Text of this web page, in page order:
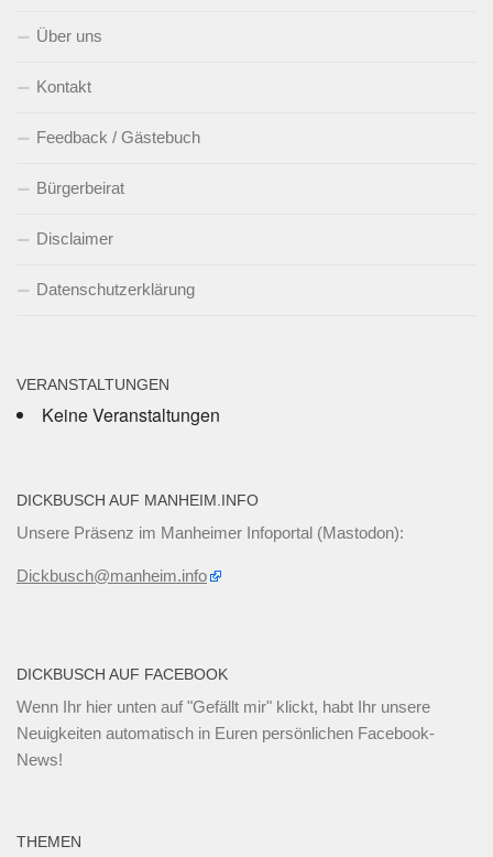
Über uns
Kontakt
Feedback / Gästebuch
Bürgerbeirat
Disclaimer
Datenschutzerklärung
VERANSTALTUNGEN
Keine Veranstaltungen
DICKBUSCH AUF MANHEIM.INFO
Unsere Präsenz im Manheimer Infoportal (Mastodon):
Dickbusch@manheim.info
DICKBUSCH AUF FACEBOOK
Wenn Ihr hier unten auf "Gefällt mir" klickt, habt Ihr unsere
Neuigkeiten automatisch in Euren persönlichen Facebook-
News!
THEMEN